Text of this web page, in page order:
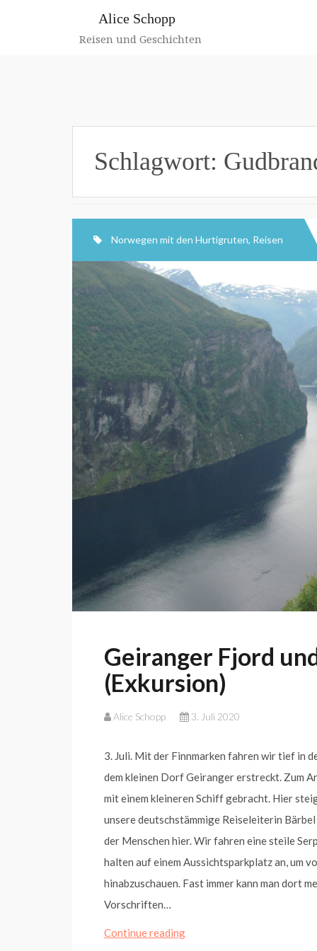
Alice Schopp
Reisen und Geschichten
Schlagwort:
Norwegen mit den Hurtigruten, Reisen
Geiranger Fjord
(Exkursion)
Alice Schopp 3. Juli 2020
3. Juli. Mit der Finnmarken fahren wir tief in
dem kleinen Dorf Geiranger erstreckt. Zum
mit einem kleineren Schiff gebracht. Hier
unsere deutschstämmige Reiseleiterin
der Menschen hier. Wir fahren eine steile
halten auf einem Aussichtsparkplatz an, um
hinabzuschauen. Fast immer kann man dort
Vorschriften…
Continue readingGeiranger